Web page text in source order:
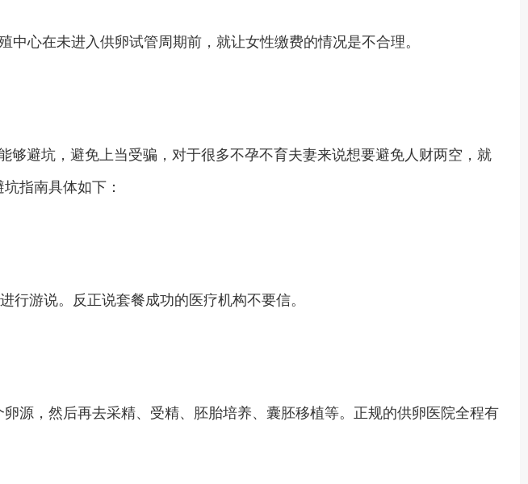
心在未进入供卵试管周期前，就让女性缴费的情况是不合理。
够避坑，避免上当受骗，对于很多不孕不育夫妻来说想要避免人财两空，就
指南具体如下：
行游说。反正说套餐成功的医疗机构不要信。
源，然后再去采精、受精、胚胎培养、囊胚移植等。正规的供卵医院全程有